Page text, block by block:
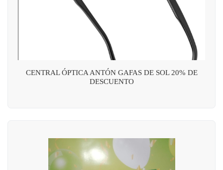
CENTRAL ÓPTICA ANTÓN GAFAS DE SOL 20% DE
DESCUENTO